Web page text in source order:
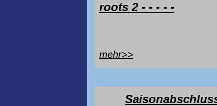
roots 2 - - - - -
mehr>>